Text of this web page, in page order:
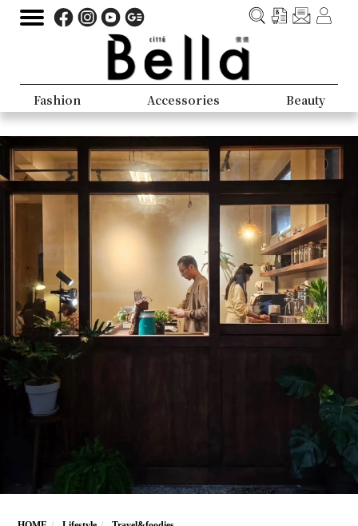
Fashion Accessories Beauty